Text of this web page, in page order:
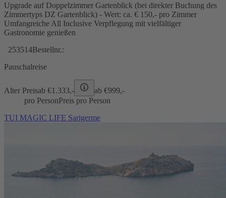
Upgrade auf Doppelzimmer Gartenblick (bei direkter Buchung des
Zimmertyps DZ Gartenblick) - Wert: ca. € 150,- pro Zimmer
Umfangreiche All Inclusive Verpflegung mit vielfältiger
Gastronomie genießen
253514Bestellnr.:
Pauschalreise
Alter Preisab €1.333,- ab €999,-
pro PersonPreis pro Person
TUI MAGIC LIFE Sarigerme